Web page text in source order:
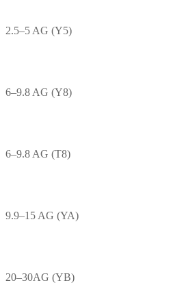
2.5–5 AG (Y5)
6–9.8 AG (Y8)
6–9.8 AG (T8)
9.9–15 AG (YA)
20–30AG (YB)